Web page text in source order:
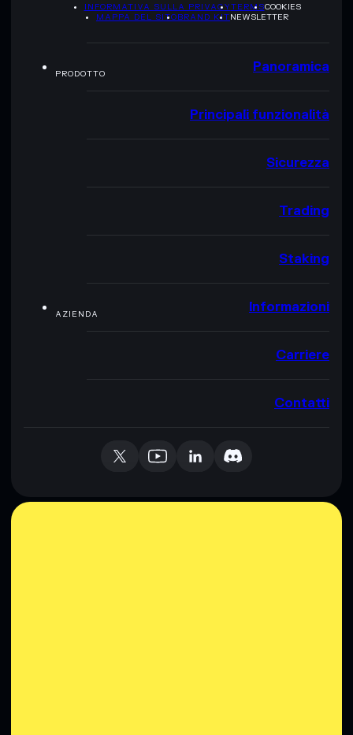
INFORMATIVA SULLA PRIVACYTERMSCOOKIES
MAPPA DEL SITOBRAND KITNEWSLETTER
PRODOTTO Panoramica
Principali funzionalità
Sicurezza
Trading
Staking
AZIENDA Informazioni
Carriere
Contatti